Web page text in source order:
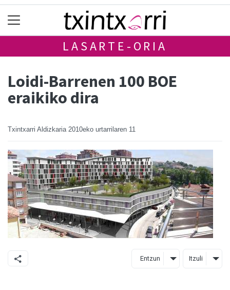
LASARTE-ORIA
Loidi-Barrenen 100 BOE
eraikiko dira
Txintxarri Aldizkaria 2010eko urtarrilaren 11
Entzun Itzuli